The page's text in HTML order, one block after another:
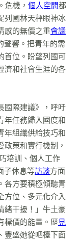
危機， 個人空間都
列國林天秤眼神冰
感的無價之重會議
聲響。把青年的需
首位。盼望列國可
濟和社會生涯的各
國際建議》，呼吁
年任務歸入國度和
年組織供給技巧和
策和實行機制，
培訓、個人工作
子休息等訪談方面
各方要積極傾聽青
方位、多元化介入
緒干擾！」牛土豪
標價的能量。歷見
豐盛她從吧檯下面